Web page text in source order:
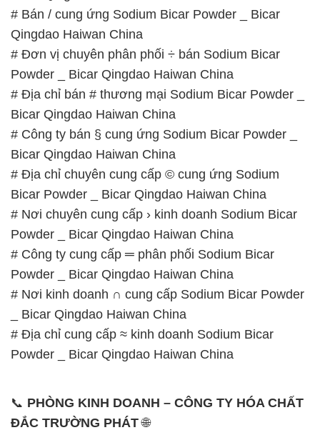
Powder _ Bicar Qingdao Haiwan China
# Nơi kinh doanh ∩ cung cấp Sodium Bicar Powder
_ Bicar Qingdao Haiwan China
# Địa chỉ cung cấp ≈ kinh doanh Sodium Bicar
Powder _ Bicar Qingdao Haiwan China
📞PHÒNG KINH DOANH – CÔNG TY HÓA CHẤT
ĐẮC TRƯỜNG PHÁT 🌐
🌐 Website: https://hoachatviet.net/
📞 Hotline:
– 0933.920.505 – 028.3504.5555
– 028.3756.1835 – 028.3756.1840 –
028.3756.1841- 028.3756.1842
– 0932.660.696 – 0901.326.566 – 0906.387.866 –
0902.765.866
📧 Email: hoachat@dactruongphat.vn
TRƯỜNG PHÁT
Thời gian làm việctại Hóa Chất Đắc Trường Phát